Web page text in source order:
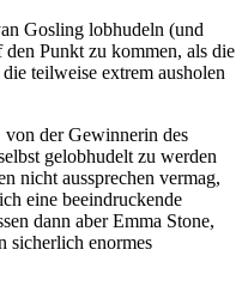
Gosling lobhudeln (und
Punkt zu kommen, als die
teilweise extrem ausholen
der Gewinnerin des
gelobhudelt zu werden
nicht aussprechen vermag,
eine beeindruckende
dann aber Emma Stone,
sicherlich enormes